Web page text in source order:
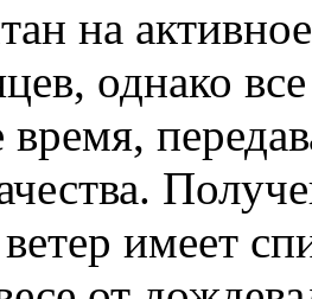
на
однако
время,
имеет